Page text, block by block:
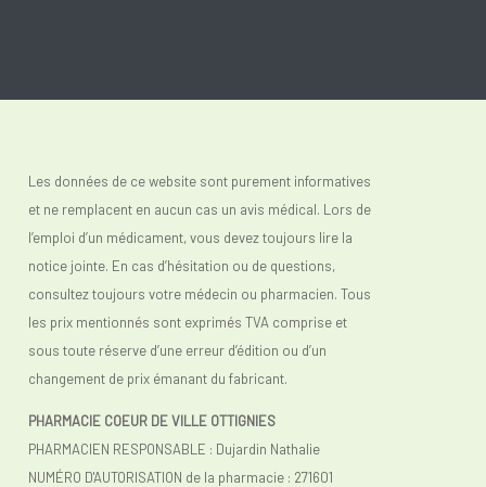
Les données de ce website sont purement informatives
et ne remplacent en aucun cas un avis médical. Lors de
l’emploi d’un médicament, vous devez toujours lire la
notice jointe. En cas d’hésitation ou de questions,
consultez toujours votre médecin ou pharmacien. Tous
les prix mentionnés sont exprimés TVA comprise et
sous toute réserve d’une erreur d’édition ou d’un
changement de prix émanant du fabricant.
PHARMACIE COEUR DE VILLE OTTIGNIES
PHARMACIEN RESPONSABLE : Dujardin Nathalie
NUMÉRO D'AUTORISATION de la pharmacie : 271601